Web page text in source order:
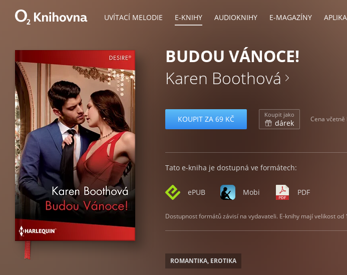
UVÍTACÍ MELODIE E-KNIHY AUDIOKNIHY E-MAGAZÍNY
BUDOU VÁNOCE!
Karen Boothová
KOUPIT ZA 69 KČ Koupit jako
dárek Cena včetně
Tato e-kniha je dostupná ve formátech:
ePUB Mobi PDF
Dostupnost formátů závisí na vydavateli. E-knihy mají velikost od
ROMANTIKA, EROTIKA